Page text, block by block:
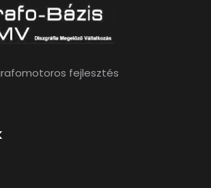
fejlesztés